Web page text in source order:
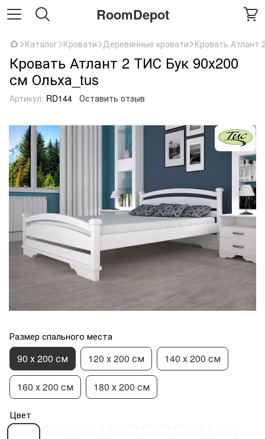
RoomDepot
Каталог Кровати Деревянные кровати Кровать Атлант
Кровать Атлант 2 ТИС Бук 90х200
см Ольха_tus
Артикул: RD144 Оставить отзыв
Размер спального места
90 х 200 см 120 х 200 см 140 х 200 см
160 х 200 см 180 х 200 см
Цвет